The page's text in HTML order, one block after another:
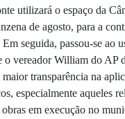
utilizará o espaço da
de agosto, para a
seguida, passou-se ao
o vereador William do AP
maior transparência na
especialmente aqueles
obras em execução no